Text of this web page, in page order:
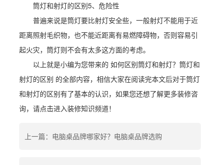
筒灯和射灯的区别5、危险性
普遍来说是筒灯要比射灯安全些，一般射灯不能用于近
距离照射毛织物，也不能近距离有易燃障碍物，否则容易引
起火灾，筒灯则不会有太多这方面的考虑。
以上就是小编为您带来的 如何区别筒灯和射灯？筒灯和
射灯的区别 的全部内容，相信大家在阅读完本文后对于筒灯
和射灯的区别有了基本的认识，如果您还想了解更多装修咨
询，请点击进入装修知识频道！
上一篇：电脑桌品牌哪家好？电脑桌品牌选购